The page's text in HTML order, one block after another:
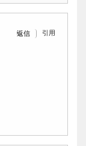
返信 引用